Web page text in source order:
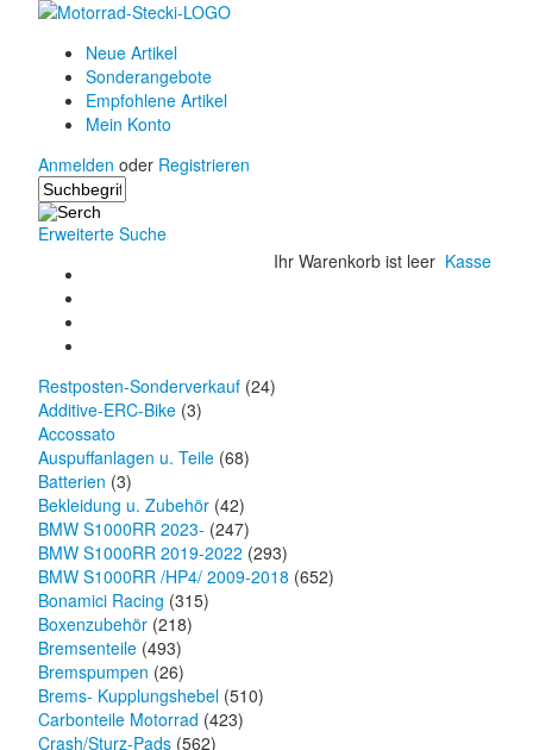
Neue Artikel
Sonderangebote
Empfohlene Artikel
Mein Konto
Anmelden oder Registrieren
Erweiterte Suche
Ihr Warenkorb ist leer Kasse
Restposten-Sonderverkauf (24)
Additive-ERC-Bike (3)
Accossato
Auspuffanlagen u. Teile (68)
Batterien (3)
Bekleidung u. Zubehör (42)
BMW S1000RR 2023- (247)
BMW S1000RR 2019-2022 (293)
BMW S1000RR /HP4/ 2009-2018 (652)
Bonamici Racing (315)
Boxenzubehör (218)
Bremsenteile (493)
Bremspumpen (26)
Brems- Kupplungshebel (510)
Carbonteile Motorrad (423)
Crash/Sturz-Pads (562)